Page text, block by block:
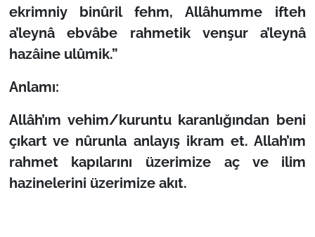
ekrimniy binûril fehm, Allâhumme ifteh
a’leynâ ebvâbe rahmetik venşur a’leynâ
hazâine ulûmik.”
Anlamı:
Allâh’ım vehim/kuruntu karanlığından beni
çıkart ve nûrunla anlayış ikram et. Allah’ım
rahmet kapılarını üzerimize aç ve ilim
hazinelerini üzerimize akıt.